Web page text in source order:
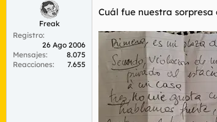
m
i
o
Freak
Registro
26 Ago 2006
Mensajes
8.075
Reacciones
7.655
Cuál fue nuestra